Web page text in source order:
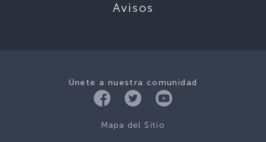
Avisos
Únete a nuestra comunidad
Mapa del Sitio